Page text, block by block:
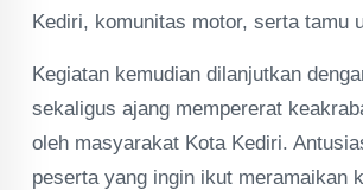
Kediri, komunitas motor, serta tamu
Kegiatan kemudian dilanjutkan
sekaligus ajang mempererat
oleh masyarakat Kota Kediri.
peserta yang ingin ikut meramaikan